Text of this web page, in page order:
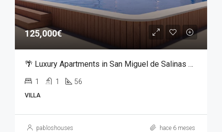
125,000€
🌴 Luxury Apartments in San Miguel de Salinas – From €125,000
1 1 56
VILLA
pabloshouses hace 6 meses